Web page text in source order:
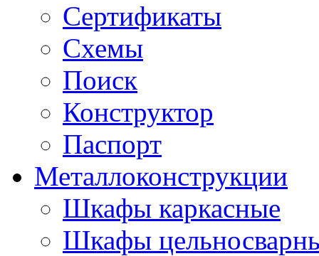
Сертификаты
Схемы
Поиск
Конструктор
Паспорт
Металлоконструкции
Шкафы каркасные
Шкафы